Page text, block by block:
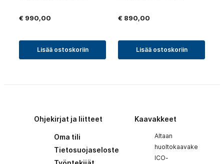
€ 990,00
Lisää ostoskoriin
€ 890,00
Lisää ostoskoriin
Ohjekirjat ja liitteet
Oma tili
Tietosuojaseloste
Kaavakkeet
Altaan
huoltokaavake
ICO-